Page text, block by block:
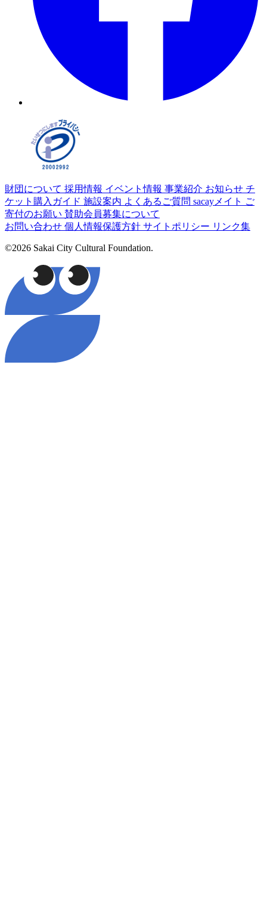
財団について 採用情報 イベント情報 事業紹介 お知らせ チ
ケット購入ガイド 施設案内 よくあるご質問 sacayメイト ご
寄付のお願い 賛助会員募集について
お問い合わせ 個人情報保護方針 サイトポリシー リンク集
©2026 Sakai City Cultural Foundation.